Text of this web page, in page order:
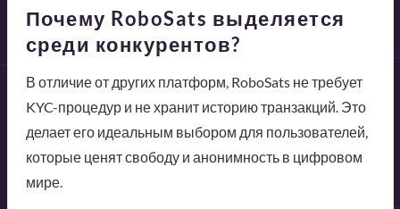
Почему RoboSats выделяется
среди конкурентов?
В отличие от других платформ, RoboSats не требует
KYC-процедур и не хранит историю транзакций. Это
делает его идеальным выбором для пользователей,
которые ценят свободу и анонимность в цифровом
мире.